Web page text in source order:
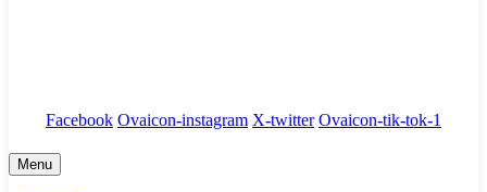
Facebook Ovaicon-instagram X-twitter Ovaicon-tik-tok-1
Menu